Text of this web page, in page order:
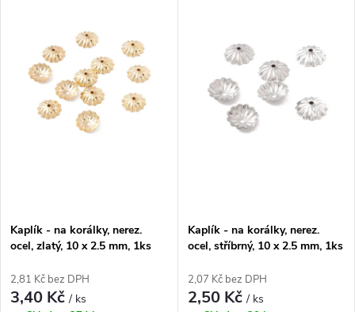
o
d
o
d
Kaplík - na korálky, nerez.
ocel, zlatý, 10 x 2.5 mm, 1ks
2,81 Kč bez DPH
3,40 Kč/ ks
Kaplík - na korálky, nerez.
ocel, stříbrný, 10 x 2.5 mm, 1ks
2,07 Kč bez DPH
2,50 Kč/ ks